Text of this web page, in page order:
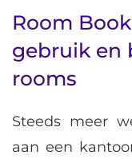
Room
gebruik en
rooms
Steeds meer
aan een